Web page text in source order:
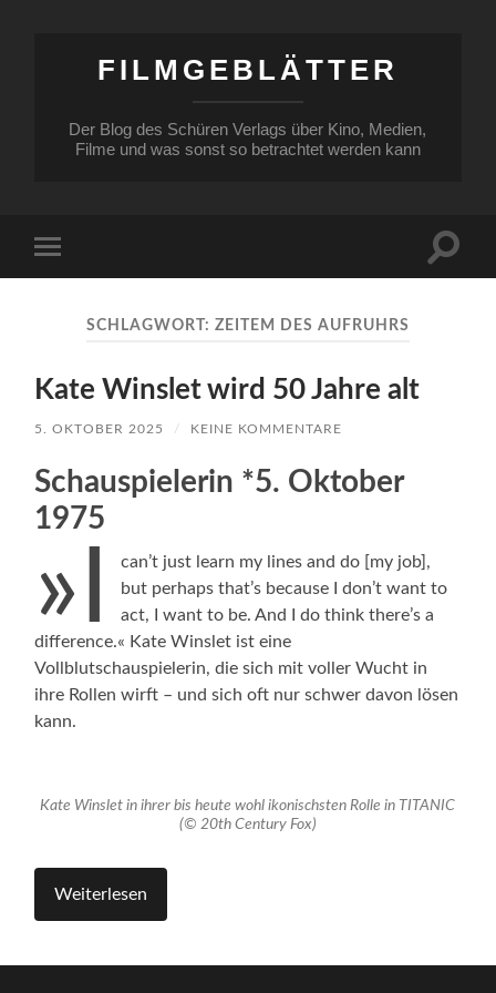
FILMGEBLÄTTER
Der Blog des Schüren Verlags über Kino, Medien,
Filme und was sonst so betrachtet werden kann
Menü
SCHLAGWORT: ZEITEM DES AUFRUHRS
Kate Winslet wird 50 Jahre alt
5. OKTOBER 2025 / KEINE KOMMENTARE
Schauspielerin *5. Oktober
1975
»I
can’t just learn my lines and do [my job],
but perhaps that’s because I don’t want to
act, I want to be. And I do think there’s a
difference.« Kate Winslet ist eine
Vollblutschauspielerin, die sich mit voller Wucht in
ihre Rollen wirft – und sich oft nur schwer davon lösen
kann.
Kate Winslet in ihrer bis heute wohl ikonischsten Rolle in TITANIC
(© 20th Century Fox)
Weiterlesen